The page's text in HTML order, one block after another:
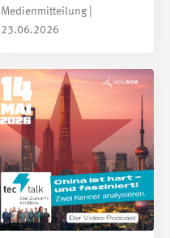
Medienmitteilung |
23.06.2026